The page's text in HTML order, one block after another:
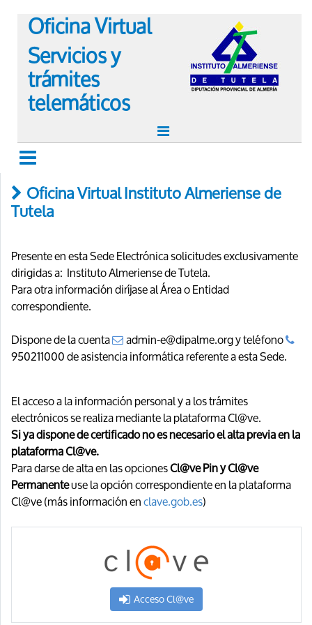
Oficina Virtual
Servicios y
trámites
telemáticos
Oficina Virtual Instituto Almeriense de
Tutela
Presente en esta Sede Electrónica solicitudes exclusivamente
dirigidas a: Instituto Almeriense de Tutela.
Para otra información diríjase al Área o Entidad
correspondiente.
Dispone de la cuenta
admin-e@dipalme.org y teléfono
950211000 de asistencia informática referente a esta Sede.
El acceso a la información personal y a los trámites
electrónicos se realiza mediante la plataforma Cl@ve.
Si ya dispone de certificado no es necesario el alta previa en la
plataforma Cl@ve.
Para darse de alta en las opcionesCl@ve Pin y Cl@ve
Permanenteuse la opción correspondiente en la plataforma
Cl@ve (más información enclave.gob.es)
Acceso Cl@ve